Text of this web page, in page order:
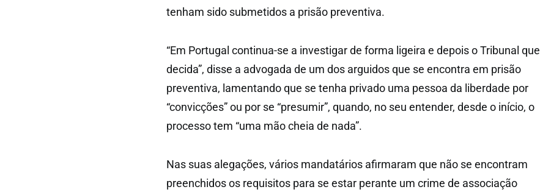
tenham sido submetidos a prisão preventiva.
“Em Portugal continua-se a investigar de forma ligeira e depois o Tribunal que
decida”, disse a advogada de um dos arguidos que se encontra em prisão
preventiva, lamentando que se tenha privado uma pessoa da liberdade por
“convicções” ou por se “presumir”, quando, no seu entender, desde o início, o
processo tem “uma mão cheia de nada”.
Nas suas alegações, vários mandatários afirmaram que não se encontram
preenchidos os requisitos para se estar perante um crime de associação